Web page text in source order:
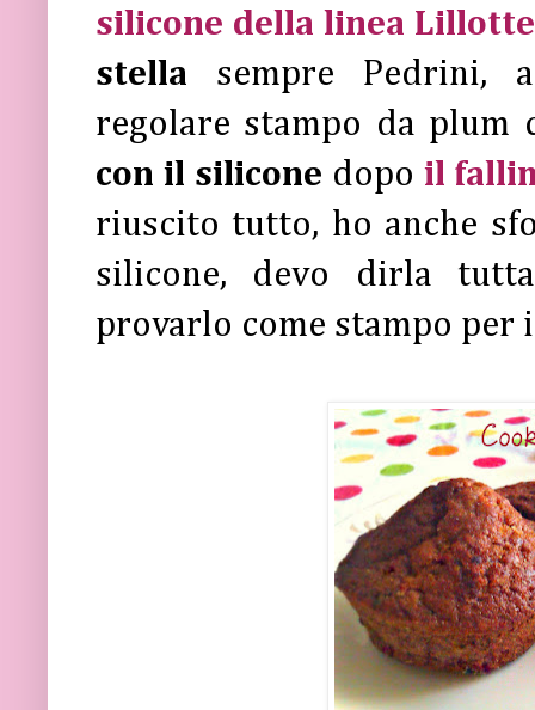
silicone della linea
stella sempre Pedrini,
regolare stampo da plum
con il silicone dopo il
riuscito tutto, ho anche
silicone, devo dirla
provarlo come stampo per